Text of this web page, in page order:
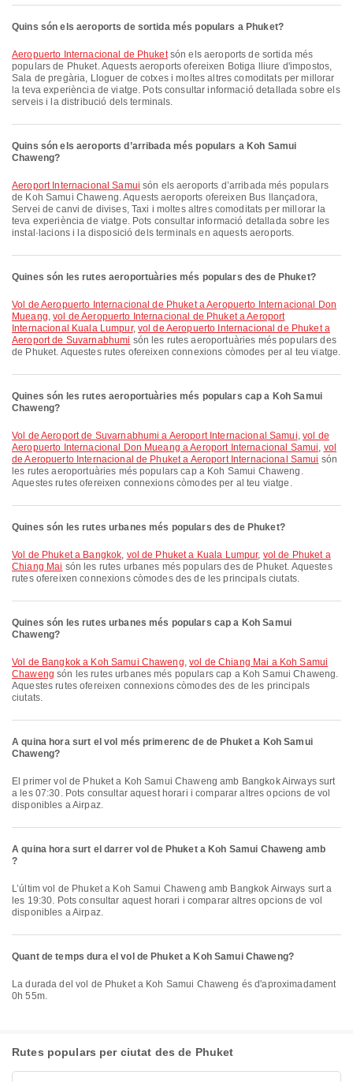
Quins són els aeroports de sortida més populars a Phuket?
Aeropuerto Internacional de Phuketsón els aeroports de sortida més
populars de Phuket. Aquests aeroports ofereixen Botiga lliure d'impostos,
Sala de pregària, Lloguer de cotxes i moltes altres comoditats per millorar
la teva experiència de viatge. Pots consultar informació detallada sobre els
serveis i la distribució dels terminals.
Quins són els aeroports d’arribada més populars a Koh Samui
Chaweng?
Aeroport Internacional Samui són els aeroports d’arribada més populars
de Koh Samui Chaweng. Aquests aeroports ofereixen Bus llançadora,
Servei de canvi de divises, Taxi i moltes altres comoditats per millorar la
teva experiència de viatge. Pots consultar informació detallada sobre les
instal·lacions i la disposició dels terminals en aquests aeroports.
Quines són les rutes aeroportuàries més populars des de Phuket?
vol de Aeropuerto Internacional de Phuket a Aeropuerto Internacional Don
Mueang,vol de Aeropuerto Internacional de Phuket a Aeroport
Internacional Kuala Lumpur, vol de Aeropuerto Internacional de Phuket a
Aeroport de Suvarnabhumi són les rutes aeroportuàries més populars des
de Phuket. Aquestes rutes ofereixen connexions còmodes per al teu viatge.
Quines són les rutes aeroportuàries més populars cap a Koh Samui
Chaweng?
vol de Aeroport de Suvarnabhumi a Aeroport Internacional Samui, vol de
Aeropuerto Internacional Don Mueang a Aeroport Internacional Samui, vol
de Aeropuerto Internacional de Phuket a Aeroport Internacional Samui són
les rutes aeroportuàries més populars cap a Koh Samui Chaweng.
Aquestes rutes ofereixen connexions còmodes per al teu viatge.
Quines són les rutes urbanes més populars des de Phuket?
vol de Phuket a Bangkok, vol de Phuket a Kuala Lumpur, vol de Phuket a
Chiang Mai són les rutes urbanes més populars des de Phuket. Aquestes
rutes ofereixen connexions còmodes des de les principals ciutats.
Quines són les rutes urbanes més populars cap a Koh Samui
Chaweng?
vol de Bangkok a Koh Samui Chaweng,vol de Chiang Mai a Koh Samui
Chaweng són les rutes urbanes més populars cap a Koh Samui Chaweng.
Aquestes rutes ofereixen connexions còmodes des de les principals
ciutats.
A quina hora surt el vol més primerenc de de Phuket a Koh Samui
Chaweng?
El primer vol de Phuket a Koh Samui Chaweng amb Bangkok Airways surt
a les 07:30. Pots consultar aquest horari i comparar altres opcions de vol
disponibles a Airpaz.
A quina hora surt el darrer vol de Phuket a Koh Samui Chaweng amb
?
L’últim vol de Phuket a Koh Samui Chaweng amb Bangkok Airways surt a
les 19:30. Pots consultar aquest horari i comparar altres opcions de vol
disponibles a Airpaz.
Quant de temps dura el vol de Phuket a Koh Samui Chaweng?
La durada del vol de Phuket a Koh Samui Chaweng és d'aproximadament
0h 55m.
Rutes populars per ciutat des de Phuket